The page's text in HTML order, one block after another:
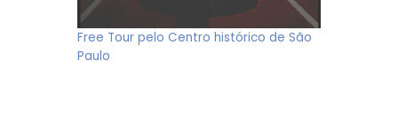
Free Tour pelo Centro histórico de São
Paulo